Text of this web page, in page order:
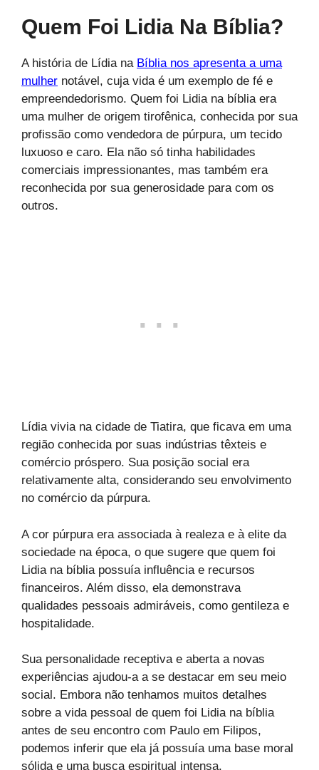
Quem Foi Lidia Na Bíblia?
A história de Lídia na Bíblia nos apresenta a uma
mulher notável, cuja vida é um exemplo de fé e
empreendedorismo. Quem foi Lidia na bíblia era
uma mulher de origem tirofênica, conhecida por sua
profissão como vendedora de púrpura, um tecido
luxuoso e caro. Ela não só tinha habilidades
comerciais impressionantes, mas também era
reconhecida por sua generosidade para com os
outros.
Lídia vivia na cidade de Tiatira, que ficava em uma
região conhecida por suas indústrias têxteis e
comércio próspero. Sua posição social era
relativamente alta, considerando seu envolvimento
no comércio da púrpura.
A cor púrpura era associada à realeza e à elite da
sociedade na época, o que sugere que quem foi
Lidia na bíblia possuía influência e recursos
financeiros. Além disso, ela demonstrava
qualidades pessoais admiráveis, como gentileza e
hospitalidade.
Sua personalidade receptiva e aberta a novas
experiências ajudou-a a se destacar em seu meio
social. Embora não tenhamos muitos detalhes
sobre a vida pessoal de quem foi Lidia na bíblia
antes de seu encontro com Paulo em Filipos,
podemos inferir que ela já possuía uma base moral
sólida e uma busca espiritual intensa.